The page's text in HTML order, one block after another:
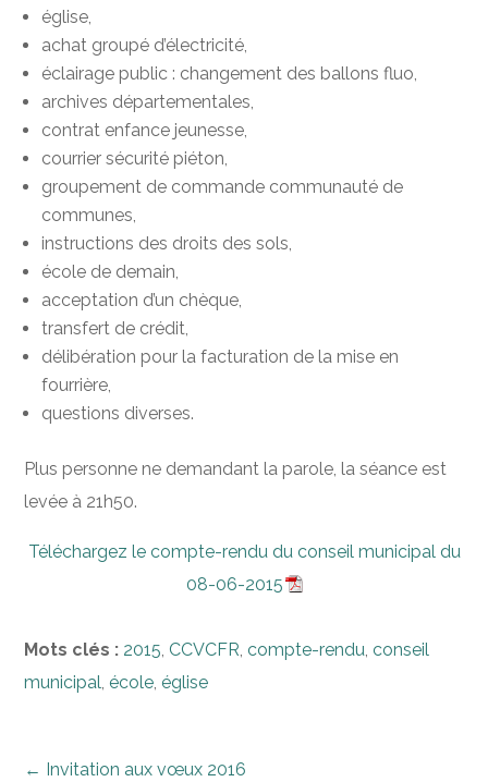
église,
achat groupé d’électricité,
éclairage public : changement des ballons fluo,
archives départementales,
contrat enfance jeunesse,
courrier sécurité piéton,
groupement de commande communauté de
communes,
instructions des droits des sols,
école de demain,
acceptation d’un chèque,
transfert de crédit,
délibération pour la facturation de la mise en
fourrière,
questions diverses.
Plus personne ne demandant la parole, la séance est
levée à 21h50.
Téléchargez le compte-rendu du conseil municipal du
08-06-2015
Mots clés : 2015, CCVCFR,compte-rendu,conseil
municipal,école,église
← Invitation aux vœux 2016